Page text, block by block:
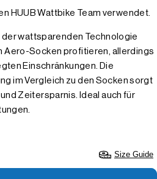
HUUB Wattbike Team verwendet.
der wattsparenden Technologie
Aero-Socken profitieren, allerdings
Einschränkungen. Die
im Vergleich zu den Socken sorgt
Zeitersparnis. Ideal auch für
Size Guide